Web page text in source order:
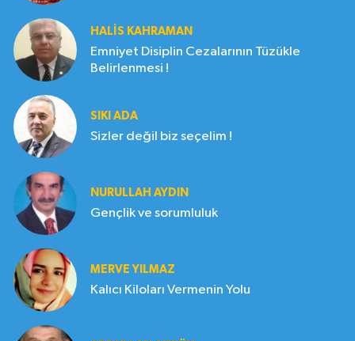
HALIS KAHRAMAN
Emniyet Disiplin Cezalarının Tüzükle
Belirlenmesi !
SIKI ADA
Sizler değil biz seçelim !
NURULLAH AYDIN
Gençlik ve sorumluluk
MERVE YILMAZ
Kalıcı Kiloları Vermenin Yolu